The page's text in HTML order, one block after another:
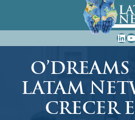
al
LATAM
CRECER